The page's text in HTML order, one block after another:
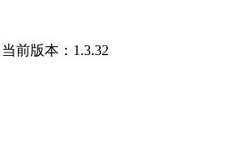
当前版本：1.3.32